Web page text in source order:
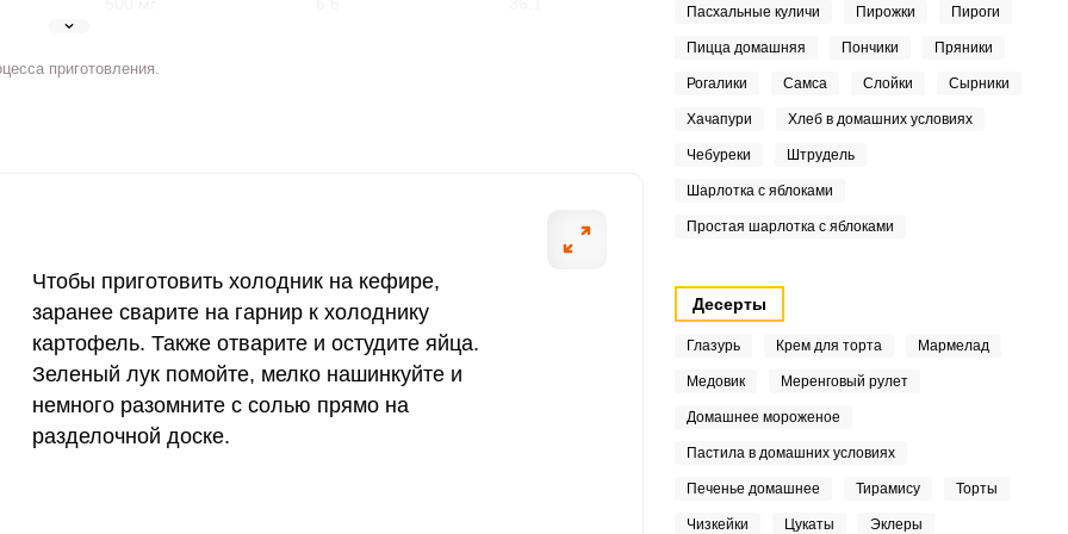
10 мкг 2.3
15 мг
50 мг 7.1
приготовления.
Чтобы приготовить холодник на кефире,
заранее сварите на гарнир к холоднику
картофель. Также отварите и остудите яйца.
Зеленый лук помойте, мелко нашинкуйте и
немного разомните с солью прямо на
разделочной доске.
Пасхальные куличи Пирожки Пироги
Пицца домашняя Пончики Пряники
Рогалики Самса Слойки Сырники
Хачапури Хлеб в домашних условиях
Чебуреки Штрудель
Шарлотка с яблоками
Простая шарлотка с яблоками
Десерты
Глазурь Крем для торта Мармелад
Медовик Меренговый рулет
Домашнее мороженое
Пастила в домашних условиях
Печенье домашнее Тирамису Торты
Чизкейки Цукаты Эклеры
ВХОД НА САЙТ РЕГИСТРАЦИЯ
Войдите
с помощью социальных сетей:
ШАГ